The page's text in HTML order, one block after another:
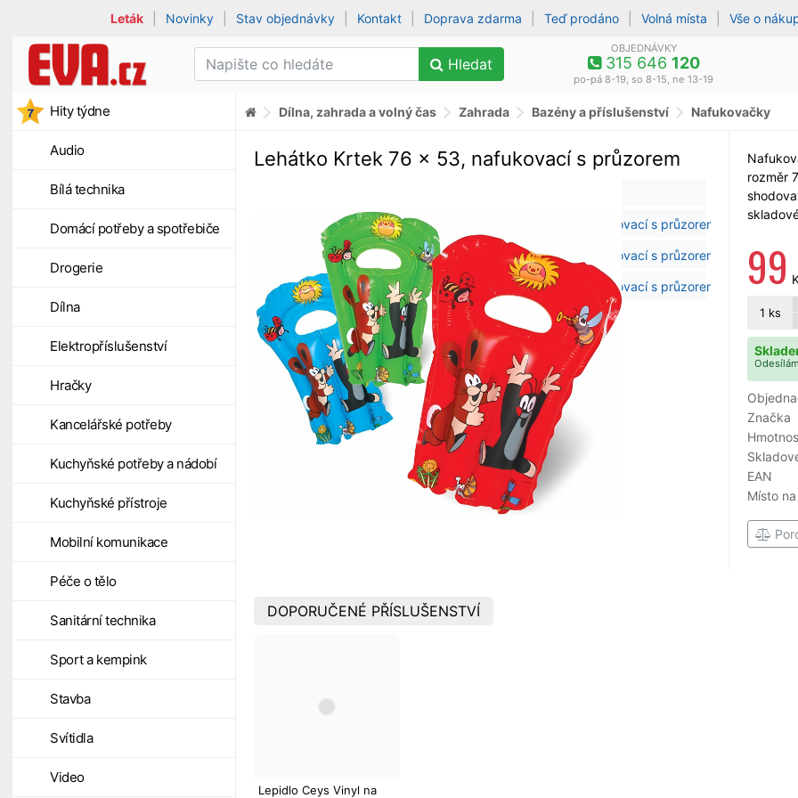
Leták Novinky Stav objednávky Kontakt Doprava zdarma Teď prodáno Volná místa Vše o
Hledat
OBJEDNÁVKY
315 646 120
po-pá 8-19, so 8-15, ne 13-19
Hity týdne
Audio
Bílá technika
Domácí potřeby a spotřebiče
Drogerie
Dílna
Elektropříslušenství
Hračky
Kancelářské potřeby
Kuchyňské potřeby a nádobí
Kuchyňské přístroje
Mobilní komunikace
Péče o tělo
Sanitární technika
Sport a kempink
Stavba
Svítidla
Video
Dílna, zahrada a volný čas Zahrada Bazény a příslušenství Nafukovačky
rozměr
99
1 ks
Značka
EAN
Místo
Lehátko Krtek 76 x 53, nafukovací s průzorem
DOPORUČENÉ PŘÍSLUŠENSTVÍ
Lepidlo Ceys Vinyl na